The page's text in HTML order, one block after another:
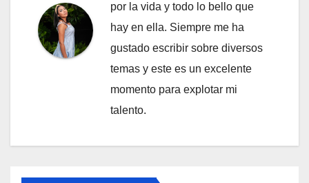
por la vida y todo lo bello que
hay en ella. Siempre me ha
gustado escribir sobre diversos
temas y este es un excelente
momento para explotar mi
talento.